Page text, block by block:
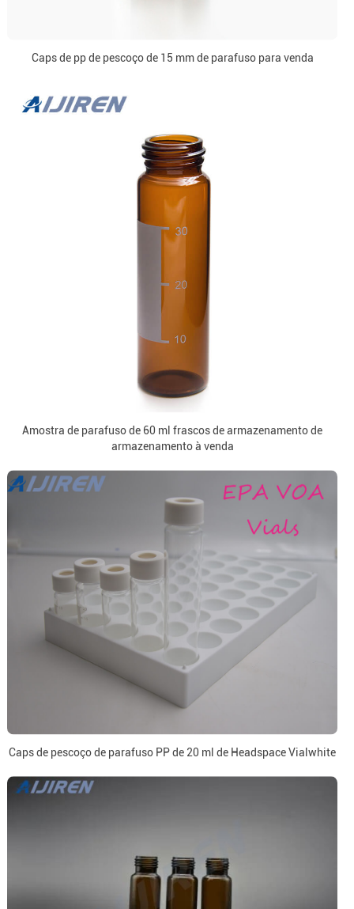
Caps de pp de pescoço de 15 mm de parafuso para venda
Amostra de parafuso de 60 ml frascos de armazenamento de
armazenamento à venda
Caps de pescoço de parafuso PP de 20 ml de Headspace Vialwhite